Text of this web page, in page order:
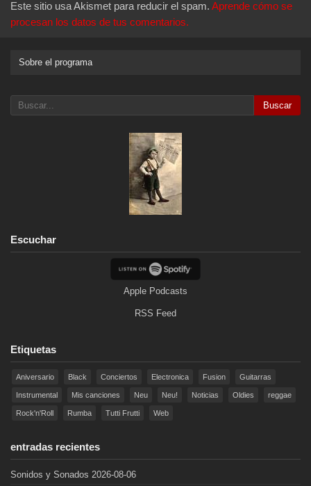
Este sitio usa Akismet para reducir el spam. Aprende cómo se
procesan los datos de tus comentarios.
Sobre el programa
Buscar
Escuchar
Apple Podcasts
RSS Feed
Etiquetas
Aniversario Black Conciertos Electronica Fusion Guitarras
Instrumental Mis canciones Neu Neu! Noticias Oldies reggae
Rock'n'Roll Rumba Tutti Frutti Web
entradas recientes
Sonidos y Sonados 2026-08-06